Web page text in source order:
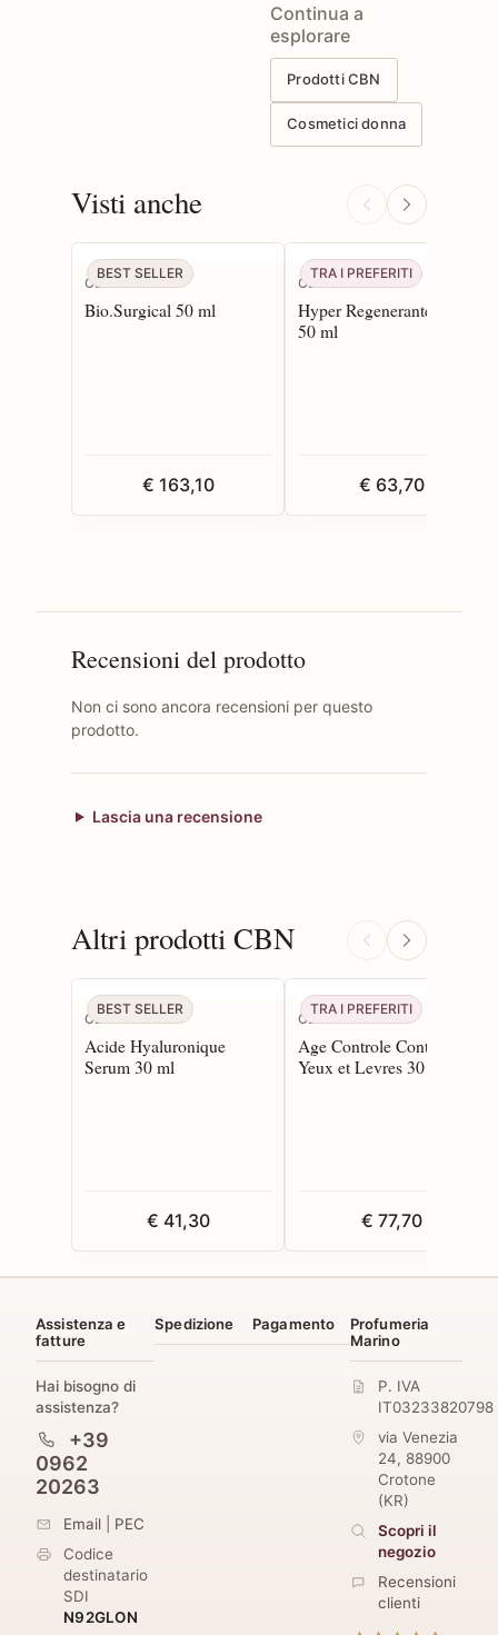
Continua a
esplorare
Prodotti CBN
Cosmetici donna
Visti anche
BEST SELLER
CBN
Bio.Surgical 50 ml
€ 163,10
TRA I PREFERITI
CBN
Hyper Regenerante Creme
50 ml
€ 63,70
Recensioni del prodotto
Non ci sono ancora recensioni per questo
prodotto.
Lascia una recensione
Altri prodotti CBN
BEST SELLER
CBN
Acide Hyaluronique
Serum 30 ml
€ 41,30
TRA I PREFERITI
CBN
Age Controle Contour
Yeux et Levres 30 ml
€ 77,70
Assistenza e
fatture
Hai bisogno di
assistenza?
+39
0962
20263
Email
PEC
Codice
destinatario
SDI
N92GLON
Spedizione Pagamento
Profumeria
Marino
P. IVA
IT03233820798
via Venezia
24, 88900
Crotone
(KR)
Scopri il
negozio
Recensioni
clienti